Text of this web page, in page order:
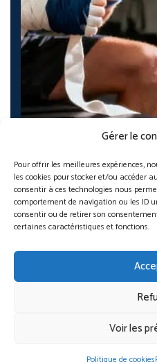
Gérer le
Pour offrir les meilleures expériences,
les cookies pour stocker et/ou accéder
consentir à ces technologies nous
comportement de navigation ou les ID
consentir ou de retirer son
certaines caractéristiques et fonctions.
Voir les
Nutrition pour combattant
Politique de cookies